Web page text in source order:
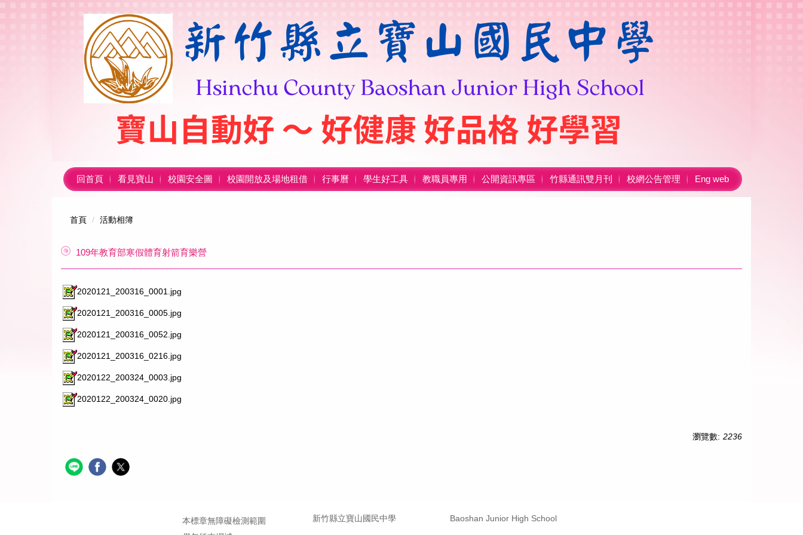
回首頁 看見寶山 校園安全圖 校園開放及場地租借 行事曆 學生好工具 教職員專用 公開資訊專區 竹縣通訊雙月刊 校網公告管理 Eng web
首頁 活動相簿
109年教育部寒假體育射箭育樂營
2020121_200316_0001.jpg
2020121_200316_0005.jpg
2020121_200316_0052.jpg
2020121_200316_0216.jpg
2020122_200324_0003.jpg
2020122_200324_0020.jpg
瀏覽數: 2236
本標章無障礙檢測範圍
新竹縣立寶山國民中學 Baoshan Junior High School